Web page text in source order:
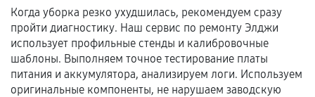
Документы для подтверждения
гарантии
Гарантийный талон.
Когда уборка резко ухудшилась, рекомендуем сразу
пройти диагностику. Наш сервис по ремонту Элджи
использует профильные стенды и калибровочные
шаблоны. Выполняем точное тестирование платы
питания и аккумулятора, анализируем логи. Используем
оригинальные компоненты, не нарушаем заводскую